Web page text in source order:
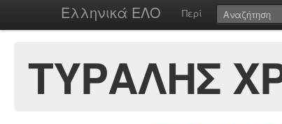
Ελληνικά ΕΛΟ Περί
ΤΥΡΑΛΗΣ